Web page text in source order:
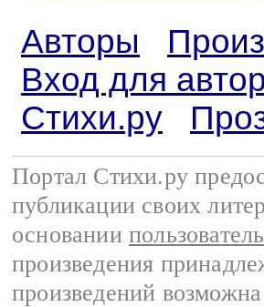
Авторы
Вход для
Стихи.ру
Портал Стихи.ру
публикации своих
основании
произведения
произведений